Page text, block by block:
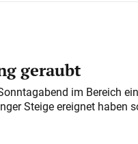
geraubt
im Bereich
Steige ereignet haben